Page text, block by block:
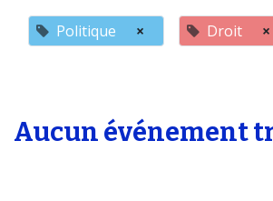
Politique × Droit ×
Aucun événement